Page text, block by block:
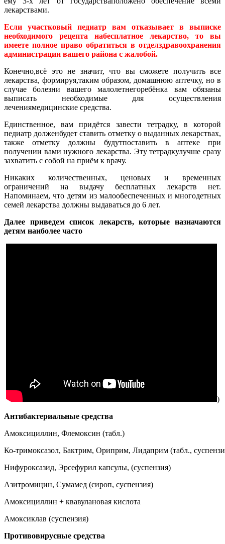
лекарствами.
Если участковый педиатр вам отказывает в выписке
необходимого рецепта набесплатное лекарство, то вы
имеете полное право обратиться в отделздравоохранения
администрации вашего района с жалобой.
Конечно,всё это не значит, что вы сможете получить все
лекарства, формируя,таким образом, домашнюю аптечку, но в
случае болезни вашего малолетнегоребёнка вам обязаны
выписать необходимые для осуществления
лечениямедицинские средства.
Единственное, вам придётся завести тетрадку, в которой
педиатр долженбудет ставить отметку о выданных лекарствах,
также отметку должны будутпоставить в аптеке при
получении вами нужного лекарства. Эту тетрадкулучше сразу
захватить с собой на приём к врачу.
Никаких количественных, ценовых и временных
ограничений на выдачу бесплатных лекарств нет.
Напоминаем, что детям из малообеспеченных и многодетных
семей лекарства должны выдаваться до 6 лет.
Далее приведем список лекарств, которые назначаются
детям наиболее часто
)
Антибактериальные средства
Амоксициллин, Флемоксин (табл.)
Ко-тримоксазол, Бактрим, Ориприм, Лидаприм (табл.,
Нифуроксазид, Эрсефурил капсулы, (суспензия)
Азитромицин, Сумамед (сироп, суспензия)
Амоксициллин + квавулановая кислота
Амоксиклав (суспензия)
Противовирусные средства